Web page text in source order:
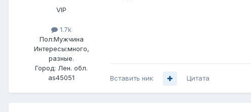
VIP
1.7k
Пол:Мужчина
Интересы:много,
разные.
Город: Лен. обл.
as45051
Вставить ник Цитата